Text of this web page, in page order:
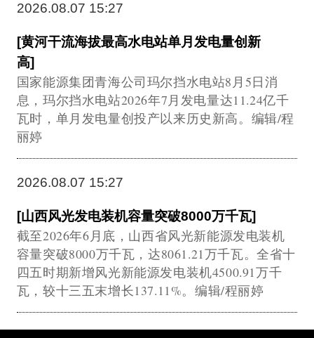
2026.08.07 15:27
[黄河干流海拔最高水电站单月发电量创新
高]
国家能源集团青海公司玛尔挡水电站8月5日消
息，玛尔挡水电站2026年7月发电量达11.24亿千
瓦时，单月发电量创投产以来历史新高。编辑/程
丽婷
2026.08.07 15:27
[山西风光发电装机容量突破8000万千瓦]
截至2026年6月底，山西省风光新能源发电装机
容量突破8000万千瓦，达8061.21万千瓦。全省十
四五时期新增风光新能源发电装机4500.91万千
瓦，较十三五末增长137.11%。编辑/程丽婷